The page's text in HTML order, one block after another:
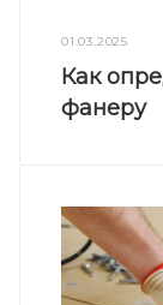
01.03.2025
Как
фанеру